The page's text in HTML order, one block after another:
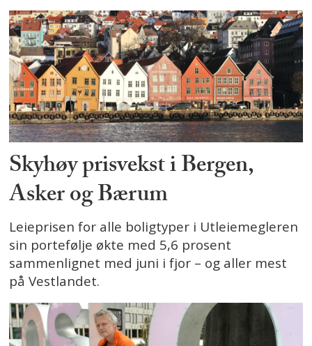
Skyhøy prisvekst i Bergen,
Asker og Bærum
Leieprisen for alle boligtyper i Utleiemegleren
sin portefølje økte med 5,6 prosent
sammenlignet med juni i fjor – og aller mest
på Vestlandet.